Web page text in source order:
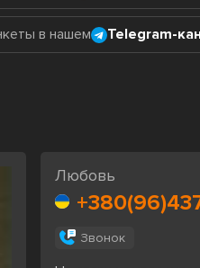
в нашем Telegram-
Любовь
Звонок